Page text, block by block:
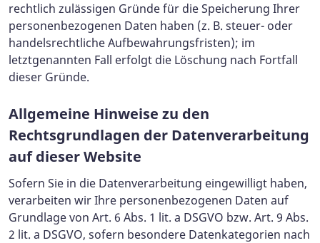
rechtlich zulässigen Gründe für die Speicherung Ihrer
personenbezogenen Daten haben (z. B. steuer- oder
handelsrechtliche Aufbewahrungsfristen); im
letztgenannten Fall erfolgt die Löschung nach Fortfall
dieser Gründe.
Allgemeine Hinweise zu den
Rechtsgrundlagen der Datenverarbeitung
auf dieser Website
Sofern Sie in die Datenverarbeitung eingewilligt haben,
verarbeiten wir Ihre personenbezogenen Daten auf
Grundlage von Art. 6 Abs. 1 lit. a DSGVO bzw. Art. 9 Abs.
2 lit. a DSGVO, sofern besondere Datenkategorien nach